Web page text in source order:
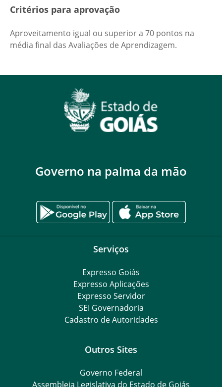
Critérios para aprovação
Aproveitamento igual ou superior a 70 pontos na
média final das Avaliações de Aprendizagem.
Governo na palma da mão
Serviços
Expresso Goiás
Expresso Aplicações
Expresso Servidor
SEI Governadoria
Cadastro de Autoridades
Outros Sites
Governo Federal
Assembleia Legislativa do Estado de Goiás